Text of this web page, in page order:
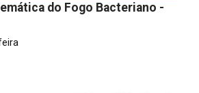
do Fogo Bacteriano -